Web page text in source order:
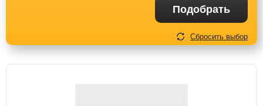
Подобрать
Сбросить выбор